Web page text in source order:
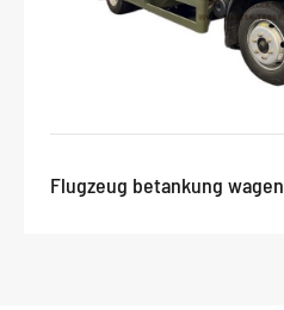
Flugzeug betankung wagen